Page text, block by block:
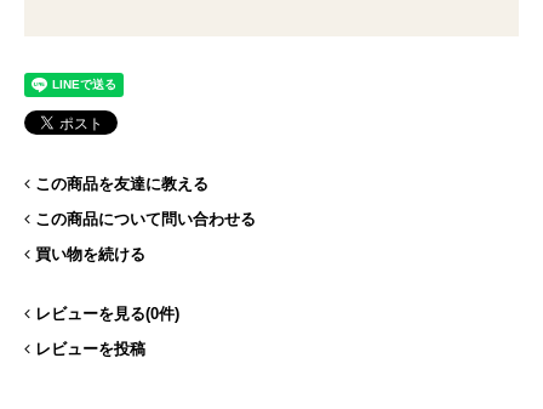
この商品を友達に教える
この商品について問い合わせる
買い物を続ける
レビューを見る(0件)
レビューを投稿